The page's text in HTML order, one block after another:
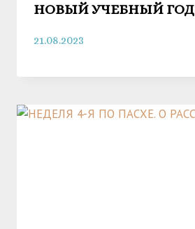
НОВЫЙ УЧЕБНЫЙ ГОД
21.08.2023